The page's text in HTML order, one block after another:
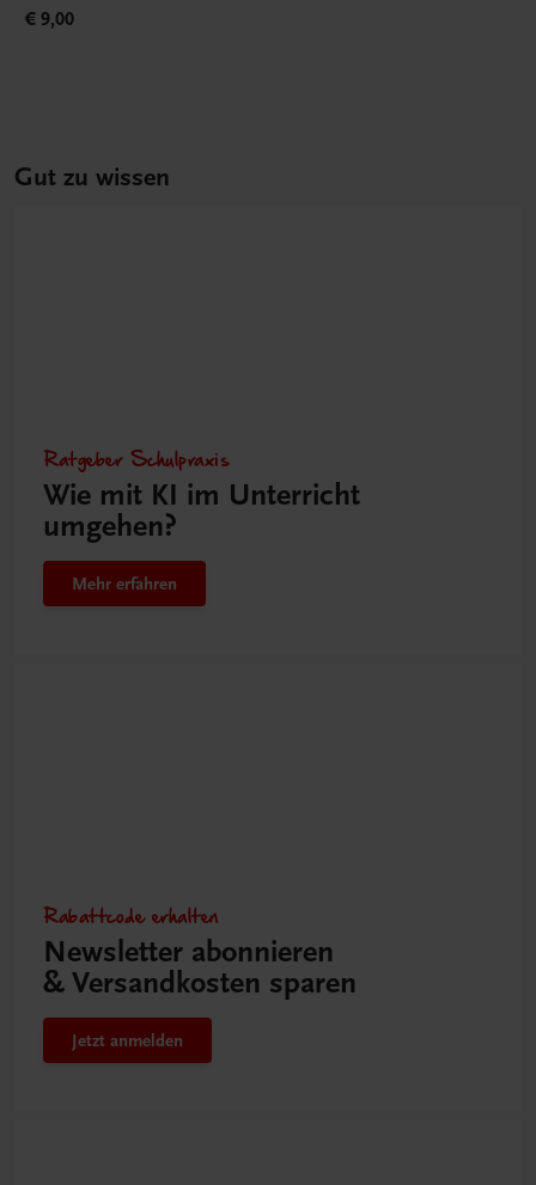
€ 9,00
Gut zu wissen
Ratgeber Schulpraxis
Wie mit KI im Unterricht
umgehen?
Mehr erfahren
Rabattcode erhalten
Newsletter abonnieren
& Versandkosten sparen
Jetzt anmelden